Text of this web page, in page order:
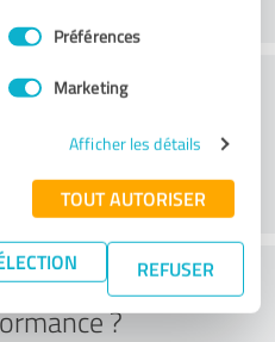
Préférences
Marketing
Afficher les détails
TOUT AUTORISER
REFUSER
clientèle
du rapport
?